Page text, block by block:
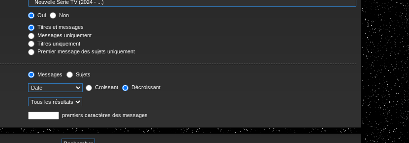
Oui Non
Titres et messages
Messages uniquement
Titres uniquement
Premier message des sujets uniquement
Messages Sujets
Croissant Décroissant
premiers caractères des messages